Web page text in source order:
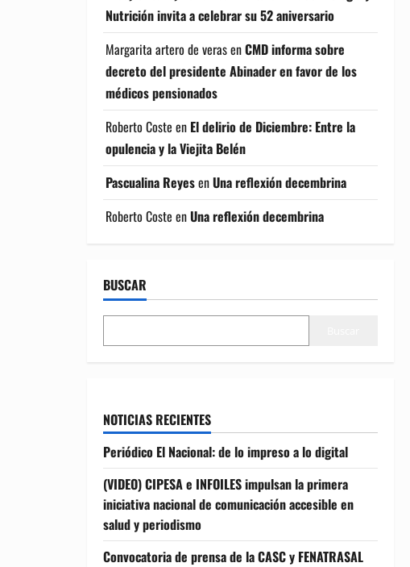
Nutrición invita a celebrar su 52 aniversario
Margarita artero de verasenCMD informa sobre
decreto del presidente Abinader en favor de los
médicos pensionados
Roberto Coste en El delirio de Diciembre: Entre la
opulencia y la Viejita Belén
Pascualina ReyesenUna reflexión decembrina
Roberto Coste enUna reflexión decembrina
BUSCAR
NOTICIAS RECIENTES
Periódico El Nacional: de lo impreso a lo digital
(VIDEO) CIPESA e INFOILES impulsan la primera
iniciativa nacional de comunicación accesible en
salud y periodismo
Convocatoria de prensa de la CASC y FENATRASAL